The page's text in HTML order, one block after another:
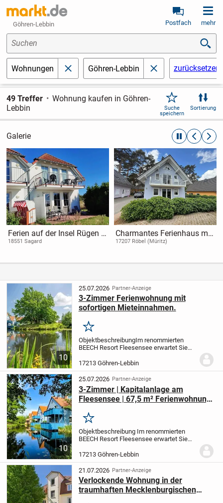
Göhren-Lebbin Postfach mehr
Suchen
Wohnungen schließenGöhren-Lebbin schließenzurücksetzen
49 Treffer
Wohnung kaufen in Göhren-
Lebbin
Suche
speichern
Sortierung
Galerie automatische
Ferien auf der Insel Rügen -
Wohnung mit freien
18551 Sagard
Charmantes Ferienhaus mit
zwei Ferienwohnungen in
17207 Röbel (Müritz)
10
25.07.2026 Partner-Anzeige
3-Zimmer Ferienwohnung mit
sofortigen Mieteinnahmen.
Merken
ObjektbeschreibungIm renommierten
BEECH Resort Fleesensee erwartet Sie
mit einer Wohnfläche von 67,50 m² im 1.
Obergeschoss der beliebten
Fischerhäuser....
17213 Göhren-Lebbin
10
25.07.2026 Partner-Anzeige
3-Zimmer | Kapitalanlage am
Fleesensee | 67,5 m² Ferienwohnung
Merken
Objektbeschreibung Im renommierten
BEECH Resort Fleesensee erwartet Sie
mit einer Wohnfläche von 67,50 m² im 1.
Obergeschoss der beliebten
Fischerhäuser. Das...
17213 Göhren-Lebbin
21.07.2026 Partner-Anzeige
Verlockende Wohnung in der
traumhaften Mecklenburgischen